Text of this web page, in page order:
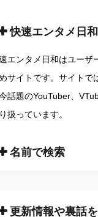
快速エンタメ日
エンタメ日和はユーザ
サイトです。サイトで
話題のYouTuber、
扱っています。
名前で検索
更新情報や裏話